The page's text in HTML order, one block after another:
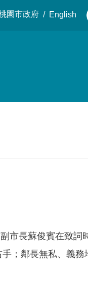
園市政府 English
市長蘇俊賓在致詞
；鄰長無私、義